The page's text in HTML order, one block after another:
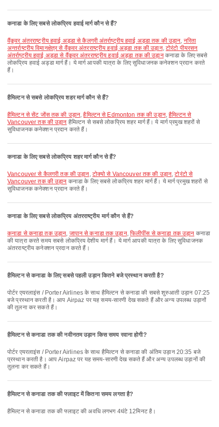
कनाडा के लिए सबसे लोकप्रिय हवाई मार्ग कौन से हैं?
वैंकूवर अंतरराष्ट्रीय हवाई अड्डा से कैलगरी अंतर्राष्ट्रीय हवाई अड्डा तक की उड़ान, नरिता
अन्तर्राष्ट्रीय विमानक्षेत्र से वैंकूवर अंतरराष्ट्रीय हवाई अड्डा तक की उड़ान,टोरंटो पीयरसन
अंतर्राष्ट्रीय हवाई अड्डा से वैंकूवर अंतरराष्ट्रीय हवाई अड्डा तक की उड़ानकनाडा के लिए सबसे
लोकप्रिय हवाई अड्डा मार्ग हैं। ये मार्ग आपकी यात्रा के लिए सुविधाजनक कनेक्शन प्रदान करते
हैं।
हैमिल्टन से सबसे लोकप्रिय शहर मार्ग कौन से हैं?
हैमिल्टन से सेंट जोंस तक की उड़ान,हैमिल्टन से Edmonton तक की उड़ान,हैमिल्टन से
Vancouver तक की उड़ान हैमिल्टन से सबसे लोकप्रिय शहर मार्ग हैं। ये मार्ग प्रमुख शहरों से
सुविधाजनक कनेक्शन प्रदान करते हैं।
कनाडा के लिए सबसे लोकप्रिय शहर मार्ग कौन से हैं?
Vancouver से कैलगरी तक की उड़ान, टोक्यो से Vancouver तक की उड़ान,टोरंटो से
Vancouver तक की उड़ान कनाडा के लिए सबसे लोकप्रिय शहर मार्ग हैं। ये मार्ग प्रमुख शहरों से
सुविधाजनक कनेक्शन प्रदान करते हैं।
कनाडा के लिए सबसे लोकप्रिय अंतरराष्ट्रीय मार्ग कौन से हैं?
कनाडा से कनाडा तक उड़ान, जापान से कनाडा तक उड़ान,फिलीपींस से कनाडा तक उड़ान कनाडा
की यात्रा करते समय सबसे लोकप्रिय देशीय मार्ग हैं। ये मार्ग आपकी यात्रा के लिए सुविधाजनक
अंतरराष्ट्रीय कनेक्शन प्रदान करते हैं।
हैमिल्टन से कनाडा के लिए सबसे पहली उड़ान कितने बजे प्रस्थान करती है?
पोर्टर एयरलाइंस / Porter Airlines के साथ हैमिल्टन से कनाडा की सबसे शुरुआती उड़ान 07:25
बजे प्रस्थान करती है। आप Airpaz पर यह समय-सारणी देख सकते हैं और अन्य उपलब्ध उड़ानों
की तुलना कर सकते हैं।
हैमिल्टन से कनाडा तक की नवीनतम उड़ान किस समय रवाना होगी?
पोर्टर एयरलाइंस / Porter Airlines के साथ हैमिल्टन से कनाडा की अंतिम उड़ान 20:35 बजे
प्रस्थान करती है। आप Airpaz पर यह समय-सारणी देख सकते हैं और अन्य उपलब्ध उड़ानों की
तुलना कर सकते हैं।
हैमिल्टन से कनाडा तक की फ्लाइट में कितना समय लगता है?
हैमिल्टन से कनाडा तक की फ्लाइट की अवधि लगभग 4घंटे 12मिनट है।